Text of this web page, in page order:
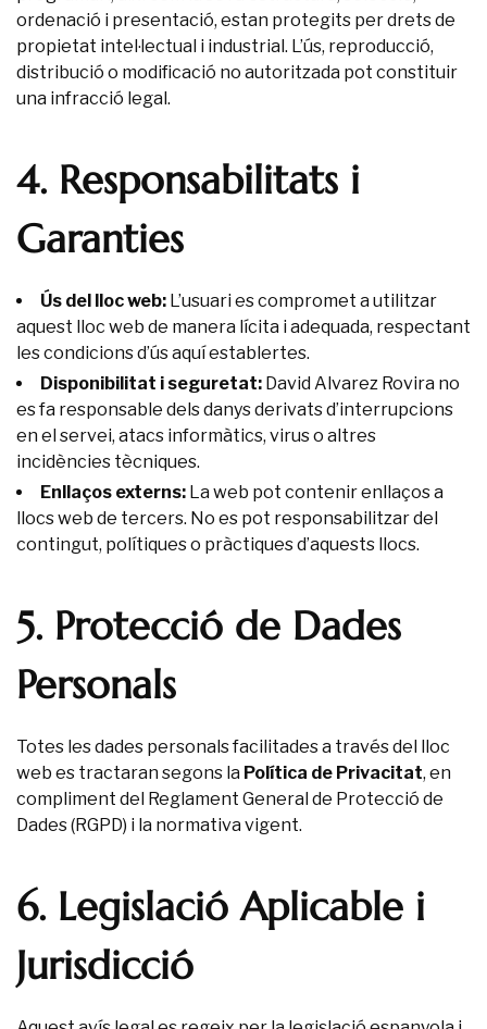
ordenació i presentació, estan protegits per drets de
propietat intel·lectual i industrial. L’ús, reproducció,
distribució o modificació no autoritzada pot constituir
una infracció legal.
4. Responsabilitats i
Garanties
Ús del lloc web: L’usuari es compromet a utilitzar
aquest lloc web de manera lícita i adequada, respectant
les condicions d’ús aquí establertes.
Disponibilitat i seguretat: David Alvarez Rovira no
es fa responsable dels danys derivats d’interrupcions
en el servei, atacs informàtics, virus o altres
incidències tècniques.
Enllaços externs: La web pot contenir enllaços a
llocs web de tercers. No es pot responsabilitzar del
contingut, polítiques o pràctiques d’aquests llocs.
5. Protecció de Dades
Personals
Totes les dades personals facilitades a través del lloc
web es tractaran segons la Política de Privacitat, en
compliment del Reglament General de Protecció de
Dades (RGPD) i la normativa vigent.
6. Legislació Aplicable i
Jurisdicció